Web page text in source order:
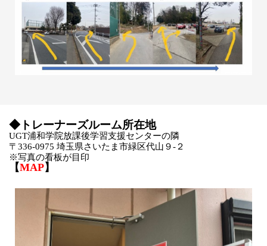
◆トレーナーズルーム所在地
UGT浦和学院放課後学習支援センターの隣
〒336-0975 埼玉県さいたま市緑区代山９-２
※写真の看板が目印
【MAP】